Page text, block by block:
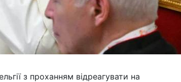
з проханням відреагувати на